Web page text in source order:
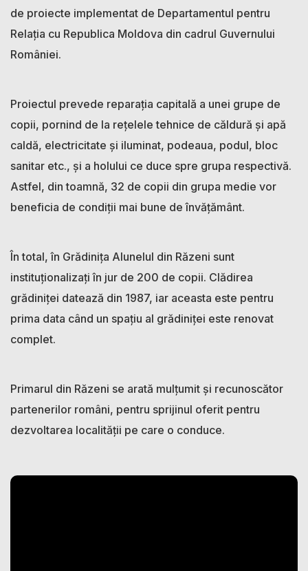
de proiecte implementat de Departamentul pentru
Relația cu Republica Moldova din cadrul Guvernului
României.
Proiectul prevede reparația capitală a unei grupe de
copii, pornind de la rețelele tehnice de căldură și apă
caldă, electricitate și iluminat, podeaua, podul, bloc
sanitar etc., și a holului ce duce spre grupa respectivă.
Astfel, din toamnă, 32 de copii din grupa medie vor
beneficia de condiții mai bune de învățământ.
În total, în Grădinița Alunelul din Răzeni sunt
instituționalizați în jur de 200 de copii. Clădirea
grădiniței datează din 1987, iar aceasta este pentru
prima data când un spațiu al grădiniței este renovat
complet.
Primarul din Răzeni se arată mulțumit și recunoscător
partenerilor români, pentru sprijinul oferit pentru
dezvoltarea localității pe care o conduce.